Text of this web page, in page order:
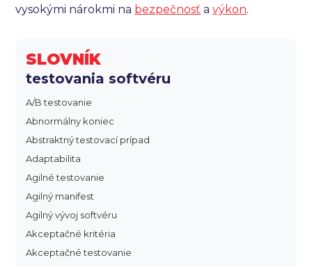
SLOVNÍK
testovania softvéru
A/B testovanie
Abnormálny koniec
Abstraktný testovací prípad
Adaptabilita
Agilné testovanie
Agilný manifest
Agilný vývoj softvéru
Akceptačné kritéria
Akceptačné testovanie
vysokými nárokmi na bezpečnosť avýkon.